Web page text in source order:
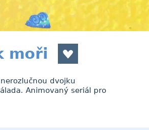
moři
dvojku
Animovaný seriál pro